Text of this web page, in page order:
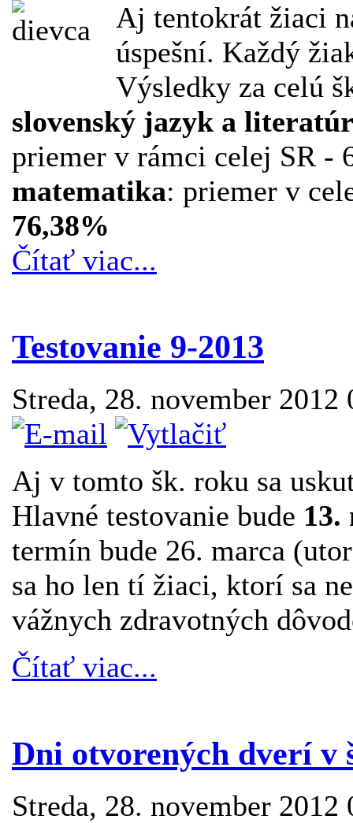
Aj tentokrát žiaci
úspešní. Každý
Výsledky za celú
slovenský jazyk a
priemer v rámci celej SR -
matematika: priemer v
76,38%
Čítať viac...
Testovanie 9-2013
Streda, 28. november
Aj v tomto šk. roku sa
Hlavné testovanie bude 13.
termín bude 26. marca
sa ho len tí žiaci, ktorí sa
vážnych zdravotných
Čítať viac...
Dni otvorených dverí v
Streda, 28. november